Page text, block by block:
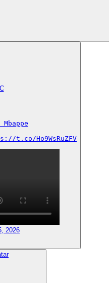
t.co/Ho9WsRuZFV
2026